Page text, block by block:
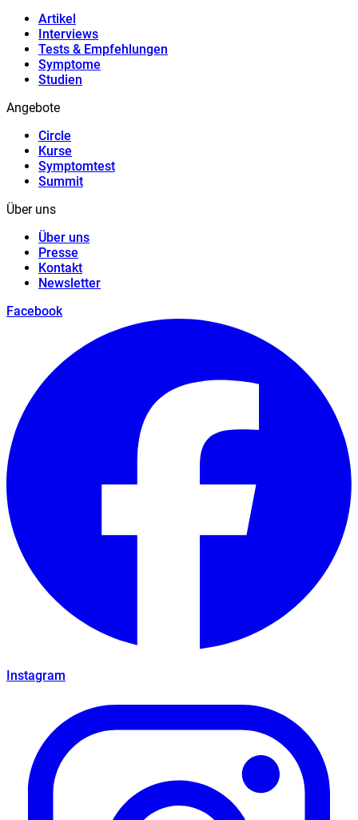
Artikel
Interviews
Tests & Empfehlungen
Symptome
Studien
Angebote
Circle
Kurse
Symptomtest
Summit
Über uns
Über uns
Presse
Kontakt
Newsletter
Facebook
Instagram